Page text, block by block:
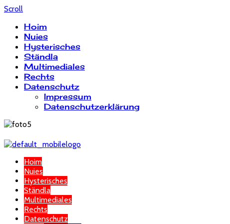
Scroll
Hoim
Nuies
Hysterisches
Ständla
Multimediales
Rechts
Datenschutz
Impressum
Datenschutzerklärung
Hoim
Nuies
Hysterisches
Ständla
Multimediales
Rechts
Datenschutz